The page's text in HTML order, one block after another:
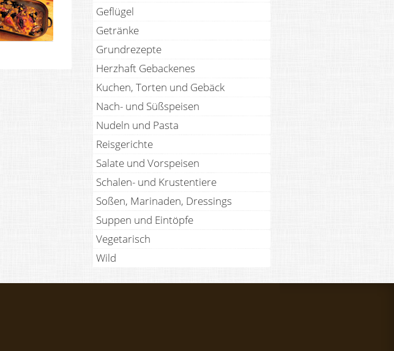
Geflügel
Getränke
Grundrezepte
Herzhaft Gebackenes
Kuchen, Torten und Gebäck
Nach- und Süßspeisen
Nudeln und Pasta
Reisgerichte
Salate und Vorspeisen
Schalen- und Krustentiere
Soßen, Marinaden, Dressings
Suppen und Eintöpfe
Vegetarisch
Wild